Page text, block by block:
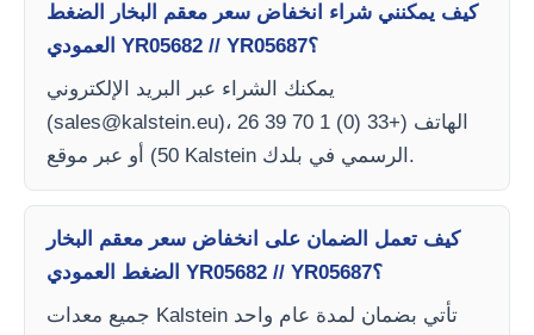
كيف يمكنني شراء انخفاض سعر معقم البخار الضغط
العمودي YR05682 // YR05687؟
يمكنك الشراء عبر البريد الإلكتروني
(sales@kalstein.eu)، الهاتف (+33 (0) 1 70 39 26
50) أو عبر موقع Kalstein الرسمي في بلدك.
كيف تعمل الضمان على انخفاض سعر معقم البخار
الضغط العمودي YR05682 // YR05687؟
جميع معدات Kalstein تأتي بضمان لمدة عام واحد